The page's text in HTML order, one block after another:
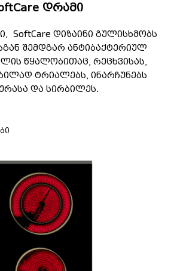
დრამი
SoftCare დიზაინი გულისხმობს
შემდგარ ანტიბაქტერიულ
წყალობითაც, რეცხვისას,
ტრიალებს, ინარჩუნებს
და სირბილეს.